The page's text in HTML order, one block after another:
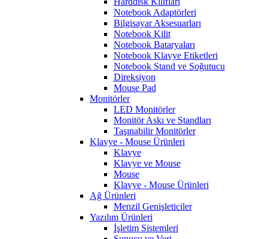
Notebook Adaptörleri
Bilgisayar Aksesuarları
Notebook Kilit
Notebook Bataryaları
Notebook Klavye Etiketleri
Notebook Stand ve Soğutucu
Direksiyon
Mouse Pad
Monitörler
LED Monitörler
Monitör Askı ve Standları
Taşınabilir Monitörler
Klavye - Mouse Ürünleri
Klavye
Klavye ve Mouse
Mouse
Klavye - Mouse Ürünleri
Ağ Ürünleri
Menzil Genişleticiler
Yazılım Ürünleri
İşletim Sistemleri